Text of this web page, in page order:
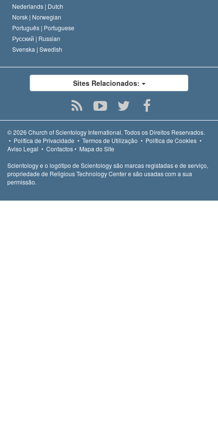
Nederlands | Dutch
Norsk | Norwegian
Português | Portuguese
Русский | Russian
Svenska | Swedish
Sites Relacionados:
© 2026 Church of Scientology International. Todos os Direitos Reservados.
• Política de Privacidade • Termos de Utilização • Política de Cookies •
Aviso Legal • Contactos• Mapa do Site
Scientology e o logótipo de Scientology são marcas registadas e de serviço,
propriedade de Religious Technology Center e são usadas com a sua
permissão.